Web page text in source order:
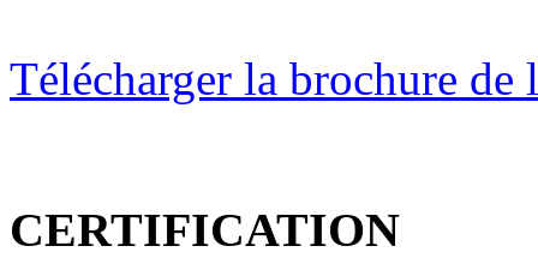
Télécharger la brochure
CERTIFICATION